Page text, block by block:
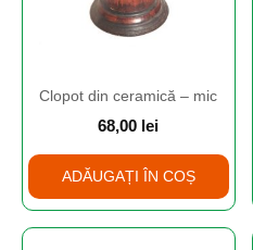
Clopot din ceramică – mic
68,00 lei
ADĂUGAȚI ÎN COȘ